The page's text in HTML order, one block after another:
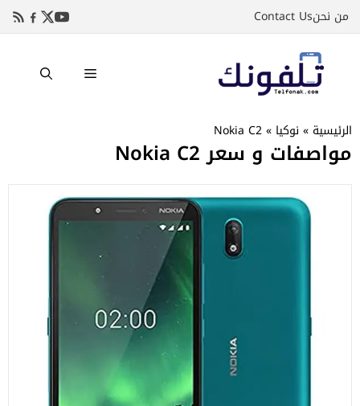
إلىمن نحنContact Us
القائمة
الرئيسية » نوكيا »
Nokia C2
مواصفات و سعر Nokia C2